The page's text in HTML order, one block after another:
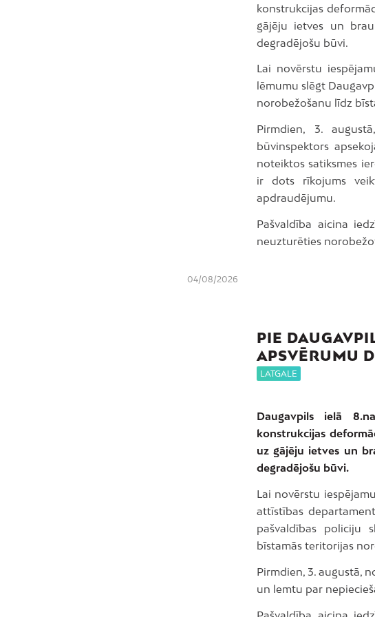
konstrukcijas
gājēju ietves un
degradējošu būvi.
Lai novērstu
lēmumu slēgt
norobežošanu līdz
Pirmdien, 3.
būvinspektors
noteiktos satiksmes
ir dots rīkojums
apdraudējumu.
Pašvaldība aicina
neuzturēties
04/08/2026
PIE
APSVĒRUMU
LATGALE
Daugavpils ielā
konstrukcijas
uz gājēju ietves un
degradējošu būvi.
Lai novērstu
attīstības
pašvaldības policiju
bīstamās teritorijas
Pirmdien, 3. augustā,
un lemtu par